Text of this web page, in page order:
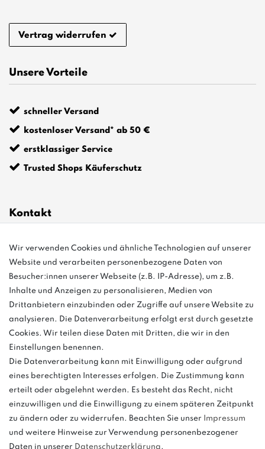
Vertrag widerrufen
Unsere Vorteile
schneller Versand
kostenloser Versand* ab 50 €
erstklassiger Service
Trusted Shops Käuferschutz
Kontakt
info@bonvenon.de
03763 4048350
Montag - Freitag, 08:00 - 16:00
Anrufe aus dem dt. Festnetz zum Ortstarif, Preise aus dem Mobilfunknetz
ggf. abweichend (abhängig vom Provider).
und
weitere.
Wir verwenden Cookies und ähnliche Technologien auf unserer
Website und verarbeiten personenbezogene Daten von
Besucher:innen unserer Webseite (z.B. IP-Adresse), um z.B.
Inhalte und Anzeigen zu personalisieren, Medien von
Drittanbietern einzubinden oder Zugriffe auf unsere Website zu
analysieren. Die Datenverarbeitung erfolgt erst durch gesetzte
Cookies. Wir teilen diese Daten mit Dritten, die wir in den
Einstellungen benennen.
Die Datenverarbeitung kann mit Einwilligung oder aufgrund
eines berechtigten Interesses erfolgen. Die Zustimmung kann
erteilt oder abgelehnt werden. Es besteht das Recht, nicht
einzuwilligen und die Einwilligung zu einem späteren Zeitpunkt
zu ändern oder zu widerrufen. Beachten Sie unser
Impressum
und weitere Hinweise zur Verwendung personenbezogener
Daten in unserer Daten­schutz­erklärung.